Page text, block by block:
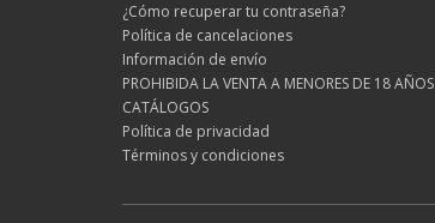
¿Cómo recuperar tu contraseña?
Política de cancelaciones
Información de envío
PROHIBIDA LA VENTA A MENORES DE 18 AÑOS
CATÁLOGOS
Política de privacidad
Términos y condiciones